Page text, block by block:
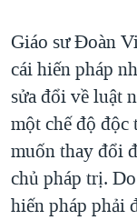
Giáo sư Ðoàn
cái hiến pháp
sửa đổi về luật
một chế độ
muốn thay đổi
chủ pháp trị.
hiến pháp phải